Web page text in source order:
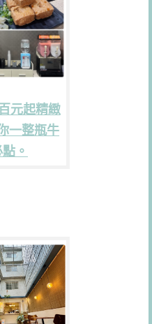
元起精緻
一整瓶牛
。